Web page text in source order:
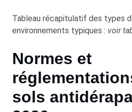
Tableau récapitulatif des types
environnements typiques : voir
Normes et
sols